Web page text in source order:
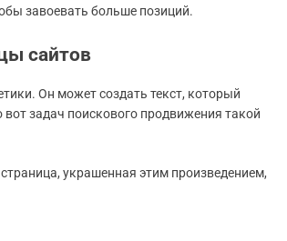
завоевать больше позиций.
сайтов
Он может создать текст, который
задач поискового продвижения такой
украшенная этим произведением,